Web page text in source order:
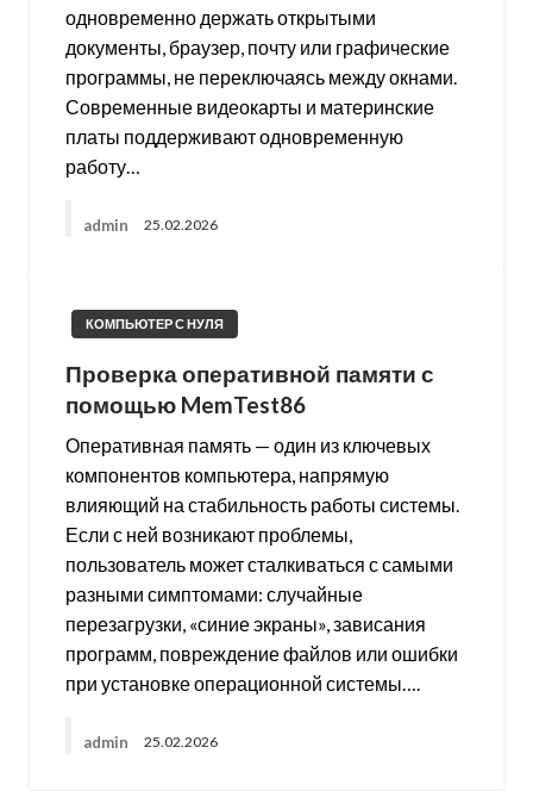
одновременно держать открытыми
документы, браузер, почту или графические
программы, не переключаясь между окнами.
Современные видеокарты и материнские
платы поддерживают одновременную
работу…
admin 25.02.2026
КОМПЬЮТЕР С НУЛЯ
Проверка оперативной памяти с
помощью MemTest86
Оперативная память — один из ключевых
компонентов компьютера, напрямую
влияющий на стабильность работы системы.
Если с ней возникают проблемы,
пользователь может сталкиваться с самыми
разными симптомами: случайные
перезагрузки, «синие экраны», зависания
программ, повреждение файлов или ошибки
при установке операционной системы….
admin 25.02.2026